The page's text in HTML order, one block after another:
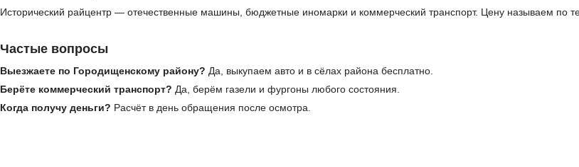
Исторический райцентр — отечественные машины, бюджетные иномарки и коммерческий транспорт. Цену называем по
Частые вопросы
Выезжаете по Городищенскому району? Да, выкупаем авто и в сёлах района бесплатно.
Берёте коммерческий транспорт? Да, берём газели и фургоны любого состояния.
Когда получу деньги? Расчёт в день обращения после осмотра.